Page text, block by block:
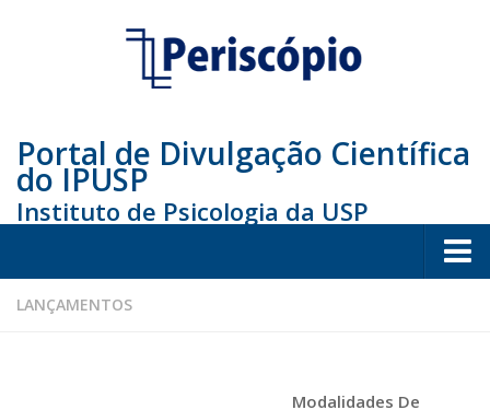
Portal de Divulgação Científica
do IPUSP
Instituto de Psicologia da USP
Home
LANÇAMENTOS
Modalidades De